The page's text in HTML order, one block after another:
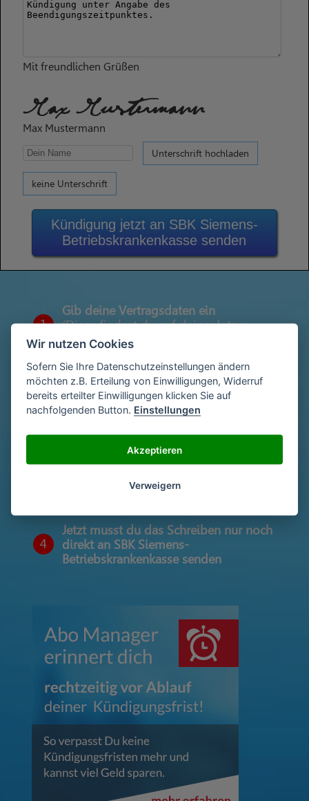
Mit freundlichen Grüßen
Max Mustermann
Max Mustermann
Unterschrift hochladen
keine Unterschrift
Kündigung jetzt an SBK Siemens-
Betriebskrankenkasse senden
1
Gib deine Vertragsdaten ein
(Diese findest du auf deiner letzen
Abrechnung)
2
Gib deinen Namen und deine Adresse
ein
3
Unterschriebe das Schreiben mit deinem
4
Jetzt musst du das Schreiben nur noch
direkt an SBK Siemens-
Betriebskrankenkasse senden
Wir nutzen Cookies
Sofern Sie Ihre Datenschutzeinstellungen ändern
möchten z.B. Erteilung von Einwilligungen, Widerruf
bereits erteilter Einwilligungen klicken Sie auf
nachfolgenden Button. Einstellungen
Akzeptieren
Verweigern